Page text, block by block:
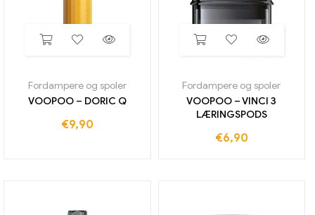
Fordampere og spoler
VOOPOO – DORIC Q
€9,90
Fordampere og spoler
VOOPOO – VINCI 3
LÆRINGSPODS
€6,90